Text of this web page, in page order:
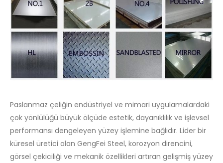
Paslanmaz çeliğin endüstriyel ve mimari uygulamalardaki
çok yönlülüğü büyük ölçüde estetik, dayanıklılık ve işlevsel
performansı dengeleyen yüzey işlemine bağlıdır. Lider bir
küresel üretici olan GengFei Steel, korozyon direncini,
görsel çekiciliği ve mekanik özellikleri artıran gelişmiş yüzey